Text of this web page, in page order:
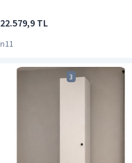
22.579,9 TL
n11
3